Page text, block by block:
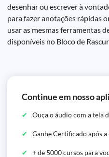
desenhar ou escrever à
para fazer anotações rápidas
usar as mesmas ferramentas
disponíveis no Bloco de
Continue em nosso
Ouça o áudio com a tela
Ganhe Certificado após
+ de 5000 cursos para